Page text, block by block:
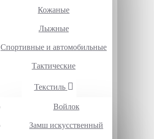
Кожаные
Лыжные
Спортивные и автомобильные
Тактические
Текстиль
Войлок
Замш искусственный